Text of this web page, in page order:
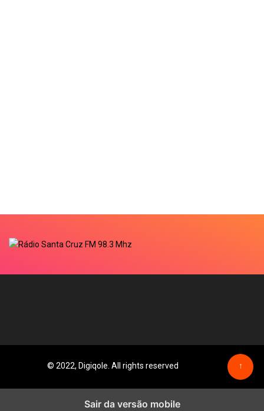
© 2022, Digiqole. All rights reserved ↑
Sair da versão mobile